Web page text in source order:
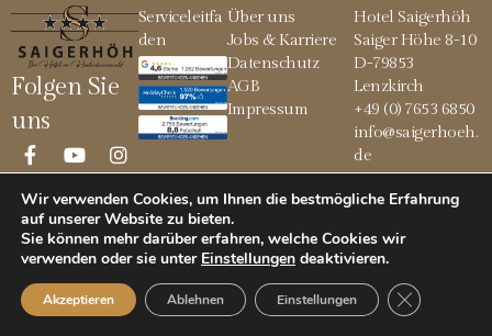
Folgen Sie
uns
Serviceleitfa
den
Über uns
Jobs & Karriere
Datenschutz
AGB
Impressum
Hotel Saigerhöh
Saiger Höhe 8-10
D-79853
Lenzkirch
+49 (0) 7653 6850
info@saigerhoeh.
de
© 2026 Saigerhöh
Wir verwenden Cookies, um Ihnen die bestmögliche Erfahrung
auf unserer Website zu bieten.
Sie können mehr darüber erfahren, welche Cookies wir
verwenden oder sie unter Einstellungen deaktivieren.
Akzeptieren Ablehnen Einstellungen GDPR